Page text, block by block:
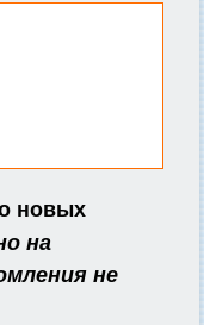
новых
на
не